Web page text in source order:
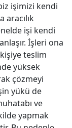
işimizi kendi
aracılık
işi kendi
İşleri ona
teslim
yüksek
çözmeyi
yükü de
ve
yapmak